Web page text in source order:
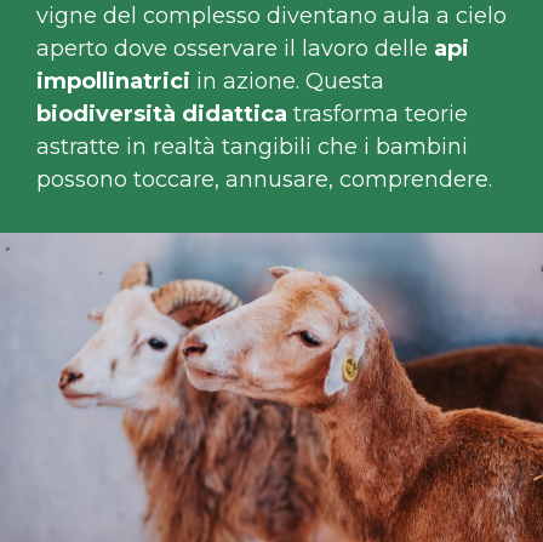
vigne del complesso diventano aula a cielo
aperto dove osservare il lavoro delle api
impollinatrici in azione. Questa
biodiversità didattica trasforma teorie
astratte in realtà tangibili che i bambini
possono toccare, annusare, comprendere.